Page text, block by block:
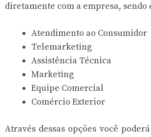
diretamente com a empresa, sendo
Atendimento ao Consumidor
Telemarketing
Assistência Técnica
Marketing
Equipe Comercial
Comércio Exterior
Através dessas opções você